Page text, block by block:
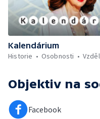
Kalendárium
Historie
Osobnosti
Objektiv na
Facebook